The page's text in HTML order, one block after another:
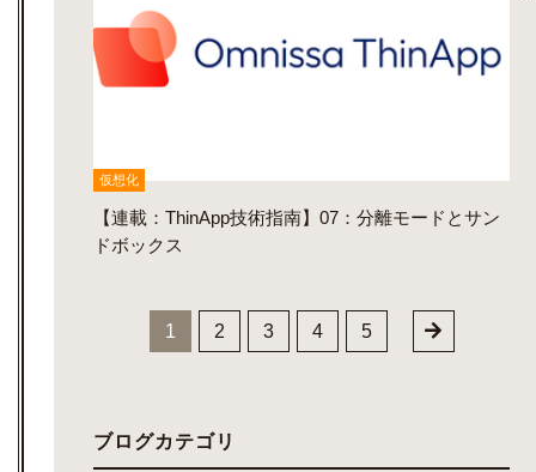
仮想化
【連載：ThinApp技術指南】07：分離モードとサン
ドボックス
1 2 3 4 5
ブログカテゴリ